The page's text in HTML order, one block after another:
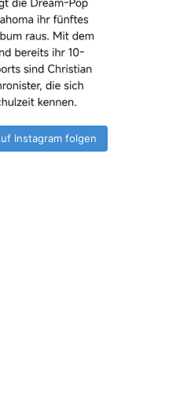
Instagram folgen